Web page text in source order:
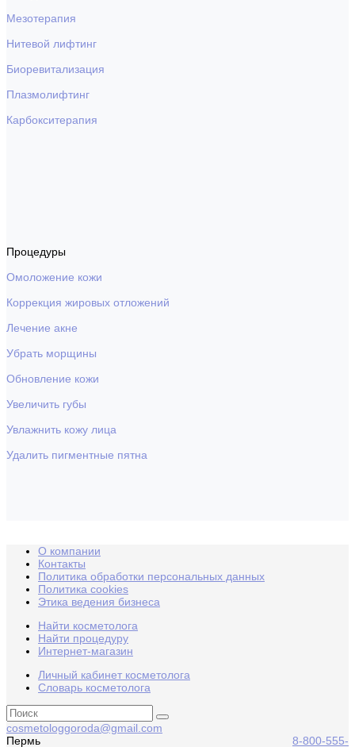
Мезотерапия
Нитевой лифтинг
Биоревитализация
Плазмолифтинг
Карбокситерапия
Процедуры
Омоложение кожи
Коррекция жировых отложений
Лечение акне
Убрать морщины
Обновление кожи
Увеличить губы
Увлажнить кожу лица
Удалить пигментные пятна
О компании
Контакты
Политика обработки персональных данных
Политика cookies
Этика ведения бизнеса
Найти косметолога
Найти процедуру
Интернет-магазин
Личный кабинет косметолога
Словарь косметолога
cosmetologgoroda@gmail.com
Пермь
8-800-555-